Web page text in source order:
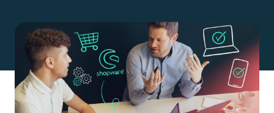
Über Uns